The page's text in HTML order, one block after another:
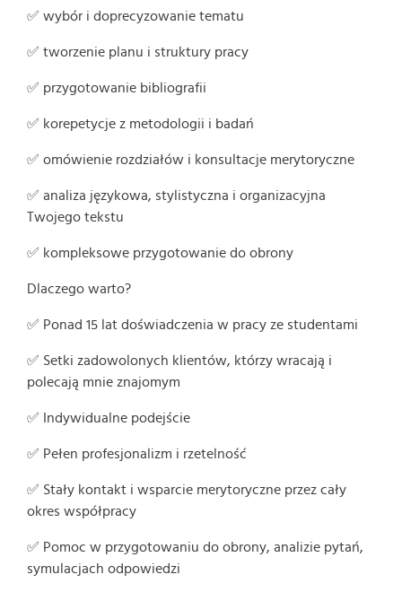
✅ wybór i doprecyzowanie tematu
✅ tworzenie planu i struktury pracy
✅ przygotowanie bibliografii
✅ korepetycje z metodologii i badań
✅ omówienie rozdziałów i konsultacje merytoryczne
✅ analiza językowa, stylistyczna i organizacyjna
Twojego tekstu
✅ kompleksowe przygotowanie do obrony
Dlaczego warto?
✅ Ponad 15 lat doświadczenia w pracy ze studentami
✅ Setki zadowolonych klientów, którzy wracają i
polecają mnie znajomym
✅ Indywidualne podejście
✅ Pełen profesjonalizm i rzetelność
✅ Stały kontakt i wsparcie merytoryczne przez cały
okres współpracy
✅ Pomoc w przygotowaniu do obrony, analizie pytań,
symulacjach odpowiedzi